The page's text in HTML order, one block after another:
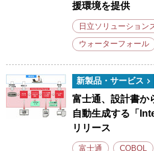
援環境を提供
日立ソリューション
ウォーターフォール
新製品・サービス
富士通、設計書か
自動生成する「
リリース
富士通 COBOL